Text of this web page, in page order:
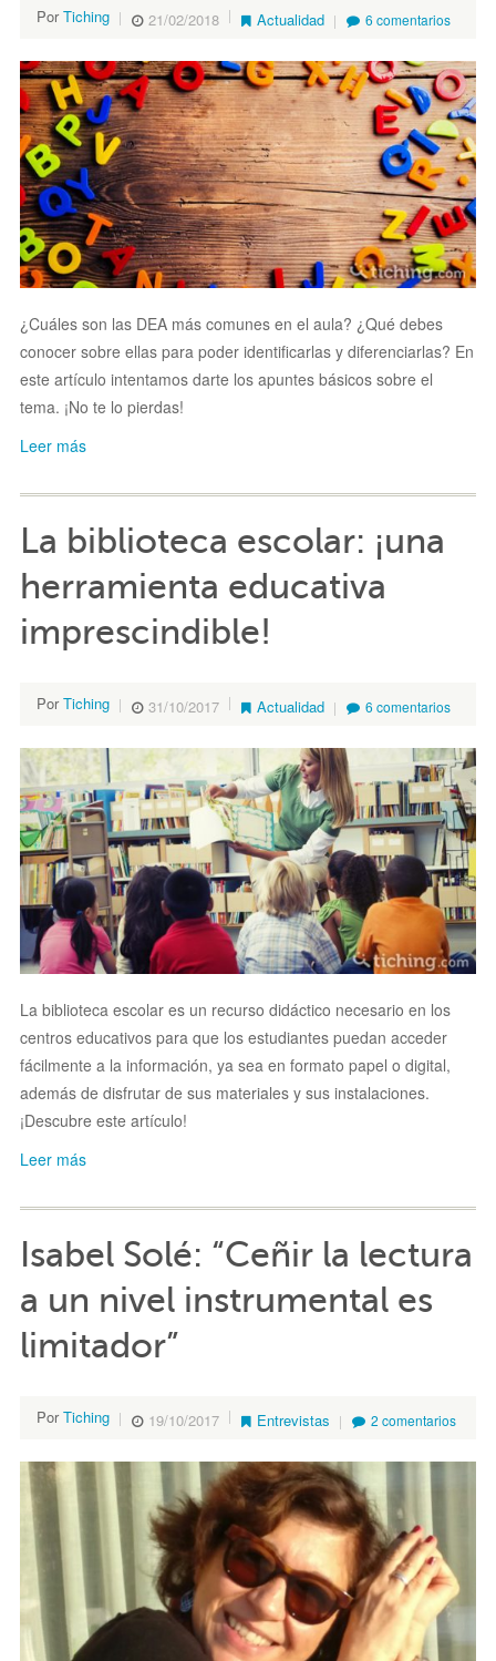
PorTiching 21/02/2018 Actualidad 6 comentarios
¿Cuáles son las DEA más comunes en el aula? ¿Qué debes
conocer sobre ellas para poder identificarlas y diferenciarlas? En
este artículo intentamos darte los apuntes básicos sobre el
tema. ¡No te lo pierdas!
Leer más
La biblioteca escolar: ¡una
herramienta educativa
imprescindible!
PorTiching 31/10/2017 Actualidad 6 comentarios
La biblioteca escolar es un recurso didáctico necesario en los
centros educativos para que los estudiantes puedan acceder
fácilmente a la información, ya sea en formato papel o digital,
además de disfrutar de sus materiales y sus instalaciones.
¡Descubre este artículo!
Leer más
Isabel Solé: “Ceñir la lectura
a un nivel instrumental es
limitador”
PorTiching 19/10/2017 Entrevistas 2 comentarios